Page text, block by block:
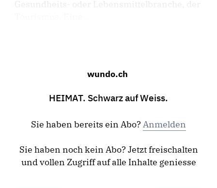
wundo.ch
HEIMAT. Schwarz auf Weiss.
Sie haben bereits ein Abo? Anmelden
Sie haben noch kein Abo? Jetzt freischalten
und vollen Zugriff auf alle Inhalte geniesse